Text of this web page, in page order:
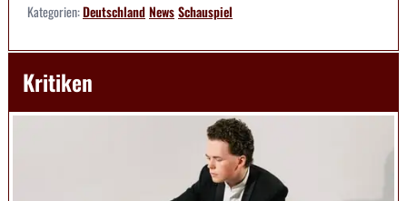
Kategorien:DeutschlandNewsSchauspiel
Kritiken